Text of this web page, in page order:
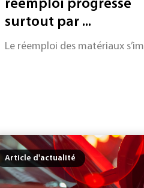
réemploi progresse
surtout par ...
Le réemploi des matériaux
Article d'actualité